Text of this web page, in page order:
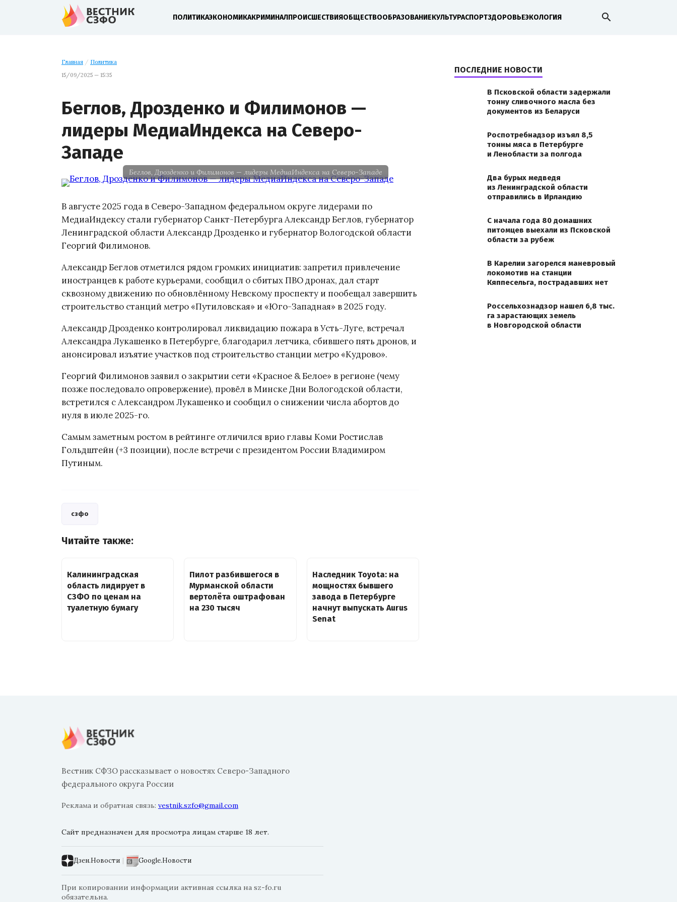
ПОЛИТИКАЭКОНОМИКАКРИМИНАЛПРОИСШЕСТВИЯОБЩЕСТВООБРАЗОВАНИЕКУЛЬТУРАСПОРТЗДОРОВЬЕЭКОЛОГИЯ search
Главная / Политика
15/09/2025 — 15:35
Беглов, Дрозденко и Филимонов —
лидеры МедиаИндекса на Северо-
Западе
Беглов, Дрозденко и Филимонов — лидеры МедиаИндекса на Северо-Западе
В августе 2025 года в Северо-Западном федеральном округе лидерами по
МедиаИндексу стали губернатор Санкт-Петербурга Александр Беглов, губернатор
Ленинградской области Александр Дрозденко и губернатор Вологодской области
Георгий Филимонов.
Александр Беглов отметился рядом громких инициатив: запретил привлечение
иностранцев к работе курьерами, сообщил о сбитых ПВО дронах, дал старт
сквозному движению по обновлённому Невскому проспекту и пообещал завершить
строительство станций метро «Путиловская» и «Юго-Западная» в 2025 году.
Александр Дрозденко контролировал ликвидацию пожара в Усть-Луге, встречал
Александра Лукашенко в Петербурге, благодарил летчика, сбившего пять дронов, и
анонсировал изъятие участков под строительство станции метро «Кудрово».
Георгий Филимонов заявил о закрытии сети «Красное & Белое» в регионе (чему
позже последовало опровержение), провёл в Минске Дни Вологодской области,
встретился с Александром Лукашенко и сообщил о снижении числа абортов до
нуля в июле 2025-го.
Самым заметным ростом в рейтинге отличился врио главы Коми Ростислав
Гольдштейн (+3 позиции), после встречи с президентом России Владимиром
Путиным.
сзфо
Читайте также:
Калининградская
область лидирует в
СЗФО по ценам на
туалетную бумагу
Пилот разбившегося в
Мурманской области
вертолёта оштрафован
на 230 тысяч
Наследник Toyota: на
мощностях бывшего
завода в Петербурге
начнут выпускать Aurus
Senat
ПОСЛЕДНИЕ НОВОСТИ
В Псковской области задержали
тонну сливочного масла без
документов из Беларуси
Роспотребнадзор изъял 8,5
тонны мяса в Петербурге
и Ленобласти за полгода
Два бурых медведя
из Ленинградской области
отправились в Ирландию
С начала года 80 домашних
питомцев выехали из Псковской
области за рубеж
В Карелии загорелся маневровый
локомотив на станции
Кяппесельга, пострадавших нет
Россельхознадзор нашел 6,8 тыс.
га зарастающих земель
в Новгородской области
Вестник СФЗО рассказывает о новостях Северо-Западного
федерального округа России
Реклама и обратная связь: vestnik.szfo@gmail.com
Сайт предназначен для просмотра лицам старше 18 лет.
Дзен.Новости | Google.Новости
При копировании информации активная ссылка на sz-fo.ru
обязательна.